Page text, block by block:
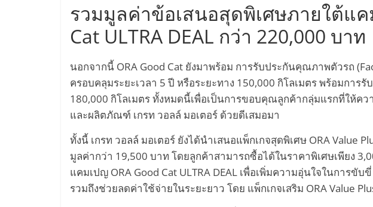
รวมมูลค่าข้อเสนอสุดพิเศษภายใต้แค
Cat ULTRA DEAL กว่า 220,000 บาท
นอกจากนี้ ORA Good Cat ยังมาพร้อม การรับประกันคุณภาพตัวรถ
ครอบคลุมระยะเวลา 5 ปี หรือระยะทาง 150,000 กิโลเมตร พร้อมการ
180,000 กิโลเมตร ทั้งหมดนี้เพื่อเป็นการขอบคุณลูกค้ากลุ่มแรกที่ให้ค
และผลิตภัณฑ์ เกรท วอลล์ มอเตอร์ ด้วยดีเสมอมา
ทั้งนี้ เกรท วอลล์ มอเตอร์ ยังได้นำเสนอแพ็กเกจสุดพิเศษ ORA Value
มูลค่ากว่า 19,500 บาท โดยลูกค้าสามารถซื้อได้ในราคาพิเศษเพียง
แคมเปญ ORA Good Cat ULTRA DEAL เพื่อเพิ่มความอุ่นใจในการขั
รวมถึงช่วยลดค่าใช้จ่ายในระยะยาว โดย แพ็กเกจเสริม ORA Value